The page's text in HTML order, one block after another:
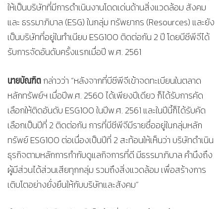
ให้เป็นบริษัทที่มีการดำเนินงานโดดเด่นด้านสิ่งแวดล้อม สังคม
และ ธรรมาภิบาล (ESG) ในกลุ่ม ทรัพยากร (Resources) และยัง
เป็นบริษัทที่อยู่ในทำเนียบ ESG100 ติดต่อกัน 2 ปี โดยบีซีพีจีได้
รับการจัดอันดับครั้งแรกเมื่อปี พ.ศ. 2561
นายบัณฑิตกล่าวว่า “หลังจากที่บีซีพีจีเข้าจดทะเบียนในตลาด
หลักทรัพย์ฯ เมื่อปีพ.ศ. 2560 ได้เพียงปีเดียว ก็ได้รับการคัด
เลือกให้ติดอันดับ ESG100 ในปีพ.ศ. 2561 และในปีนี้ก็ได้รับคัด
เลือกเป็นปีที่ 2 ติดต่อกัน การที่บีซีพีจีมีรายชื่ออยู่ในกลุ่มหลัก
ทรัพย์ ESG100 ต่อเนื่องเป็นปีที่ 2 สะท้อนให้เห็นว่า บริษัทดำเนิน
ธุรกิจตามหลักการกำกับดูแลกิจการที่ดี มีธรรมาภิบาล คำนึงถึง
ผู้มีส่วนได้ส่วนเสียทุกกลุ่ม รวมถึงสิ่งแวดล้อม เพื่อสร้างการ
เติบโตอย่างยั่งยืนให้กับบริษัทและสังคม”